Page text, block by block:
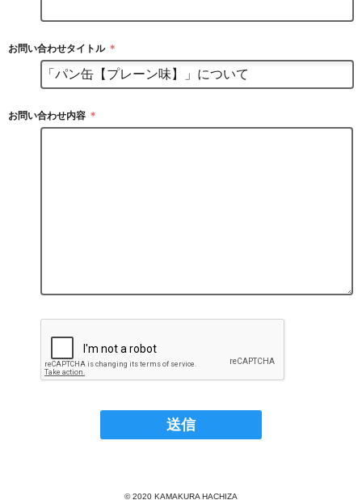
お問い合わせタイトル ＊
お問い合わせ内容 ＊
© 2020 KAMAKURA HACHIZA